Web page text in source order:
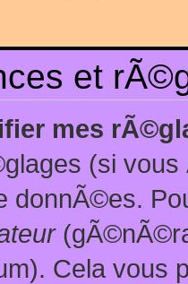
et
mes
(si
donnÃ©es.
Cela vous